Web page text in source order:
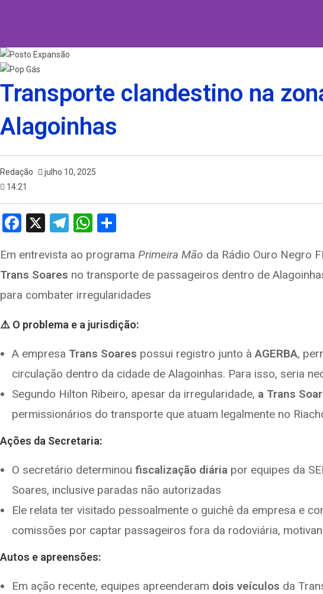
Transporte clandestino na
Alagoinhas
Redação
julho 10, 2025
14:21
F
ce
b
o
o
k
X
T
e
gr
a
m
W
at
s
A
p
ar
e
Em entrevista ao programa Primeira Mão da Rádio Ouro Negro
Trans Soares no transporte de passageiros dentro de
para combater irregularidades
⚠️ O problema e a jurisdição:
A empresa Trans Soares possui registro junto àAGERBA,
circulação dentro da cidade de Alagoinhas. Para isso, seria
Segundo Hilton Ribeiro, apesar da irregularidade, a Trans
permissionários do transporte que atuam legalmente no
Ações da Secretaria:
O secretário determinou fiscalização diária por equipes da
Soares, inclusive paradas não autorizadas
Ele relata ter visitado pessoalmente o guichê da empresa e
comissões por captar passageiros fora da rodoviária,
Autos e apreensões:
Em ação recente, equipes apreenderam dois veículos da